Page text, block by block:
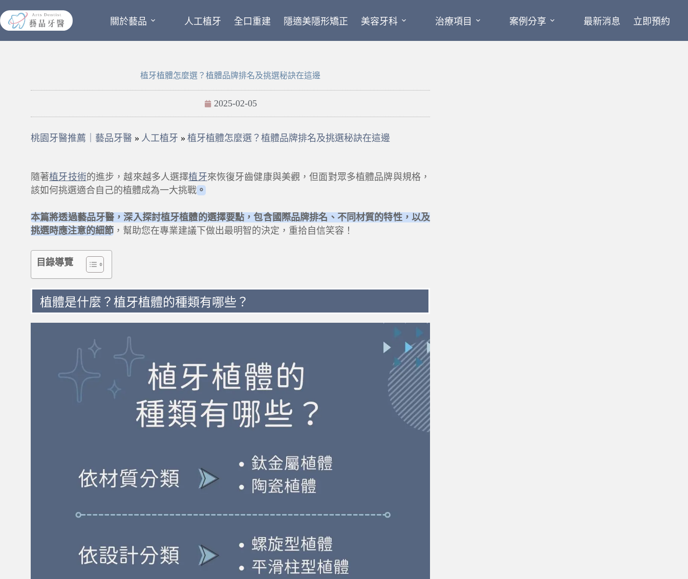
關於藝品 人工植牙 全口重建 隱適美隱形矯正 美容牙科 治療項目 案例分享 最新消息 立即預約
植牙植體怎麼選？植體品牌排名及挑選秘訣在這邊
2025-02-05
桃園牙醫推薦｜藝品牙醫 » 人工植牙 » 植牙植體怎麼選？植體品牌排名及挑選秘訣在這邊
隨著植牙技術的進步，越來越多人選擇植牙來恢復牙齒健康與美觀，但面對眾多植體品牌與規格，
該如何挑選適合自己的植體成為一大挑戰 。
本篇將透過藝品牙醫，深入探討植牙植體的選擇要點，包含國際品牌排名、不同材質的特性，以及
挑選時應注意的細節 ，幫助您在專業建議下做出最明智的決定，重拾自信笑容！
目錄導覽
植體是什麼？植牙植體的種類有哪些？